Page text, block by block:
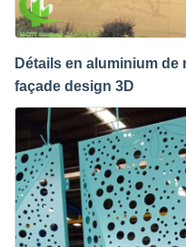
Détails en aluminium de
façade design 3D